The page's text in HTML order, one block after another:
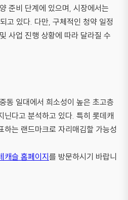
준비 단계에 있으며, 시장에서는
고 있다. 다만, 구체적인 청약 일정
사업 진행 상황에 따라 달라질 수
동 일대에서 희소성이 높은 초고층
닌다고 분석하고 있다. 특히 롯데캐
하는 랜드마크로 자리매김할 가능성
캐슬 홈페이지를 방문하시기 바랍니